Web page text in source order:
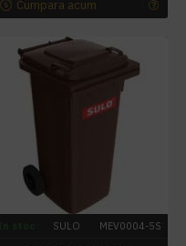
Cumpara acum
SULO MEV0004-5S